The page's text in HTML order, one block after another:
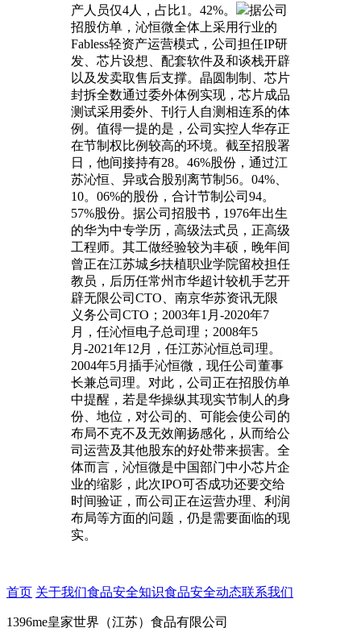
产人员仅4人，占比1。42%。
据公司
招股仿单，沁恒微全体上采用行业的
Fabless轻资产运营模式，公司担任IP研
发、芯片设想、配套软件及和谈栈开辟
以及发卖取售后支撑。晶圆制制、芯片
封拆全数通过委外体例实现，芯片成品
测试采用委外、刊行人自测相连系的体
例。值得一提的是，公司实控人华存正
在节制权比例较高的环境。截至招股署
日，他间接持有28。46%股份，通过江
苏沁恒、异或合股别离节制56。04%、
10。06%的股份，合计节制公司94。
57%股份。据公司招股书，1976年出生
的华为中专学历，高级法式员，正高级
工程师。其工做经验较为丰硕，晚年间
曾正在江苏城乡扶植职业学院留校担任
教员，后历任常州市华超计较机手艺开
辟无限公司CTO、南京华苏资讯无限
义务公司CTO；2003年1月-2020年7
月，任沁恒电子总司理；2008年5
月-2021年12月，任江苏沁恒总司理。
2004年5月插手沁恒微，现任公司董事
长兼总司理。对此，公司正在招股仿单
中提醒，若是华操纵其现实节制人的身
份、地位，对公司的、可能会使公司的
布局不克不及无效阐扬感化，从而给公
司运营及其他股东的好处带来损害。全
体而言，沁恒微是中国部门中小芯片企
业的缩影，此次IPO可否成功还要交给
时间验证，而公司正在运营办理、利润
布局等方面的问题，仍是需要面临的现
实。
首页 关于我们食品安全知识食品安全动态联系我们
1396me皇家世界（江苏）食品有限公司